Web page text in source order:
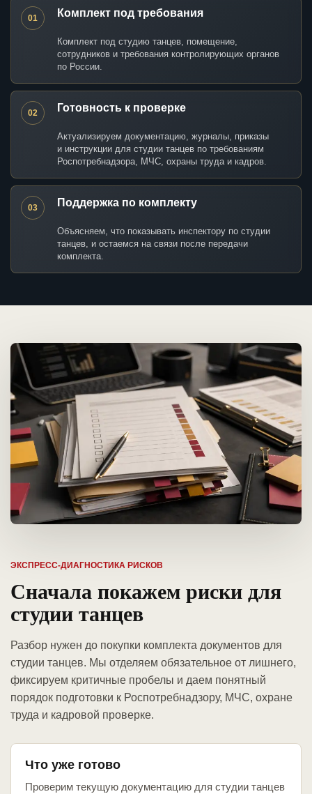
01 Комплект под требования
Комплект под студию танцев, помещение,
сотрудников и требования контролирующих органов
по России.
02 Готовность к проверке
Актуализируем документацию, журналы, приказы
и инструкции для студии танцев по требованиям
Роспотребнадзора, МЧС, охраны труда и кадров.
03 Поддержка по комплекту
Объясняем, что показывать инспектору по студии
танцев, и остаемся на связи после передачи
комплекта.
ЭКСПРЕСС-ДИАГНОСТИКА РИСКОВ
Сначала покажем риски для
студии танцев
Разбор нужен до покупки комплекта документов для
студии танцев. Мы отделяем обязательное от лишнего,
фиксируем критичные пробелы и даем понятный
порядок подготовки к Роспотребнадзору, МЧС, охране
труда и кадровой проверке.
Что уже готово
Проверим текущую документацию для студии танцев